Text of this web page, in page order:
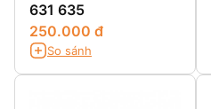
631 635
250.000 đ
So sánh